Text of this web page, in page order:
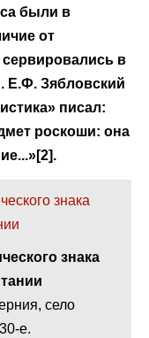
были в
от
в
Е.Ф. Зябловский
писал:
роскоши: она
знака
село
е.